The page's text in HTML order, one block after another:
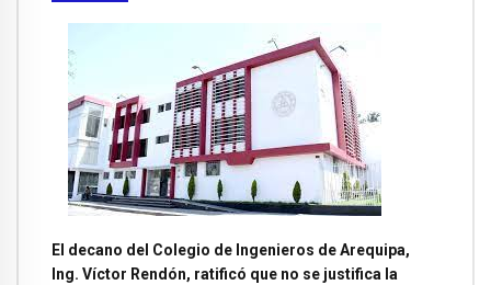
El decano del Colegio de Ingenieros de Arequipa,
Ing. Víctor Rendón, ratificó que no se justifica la